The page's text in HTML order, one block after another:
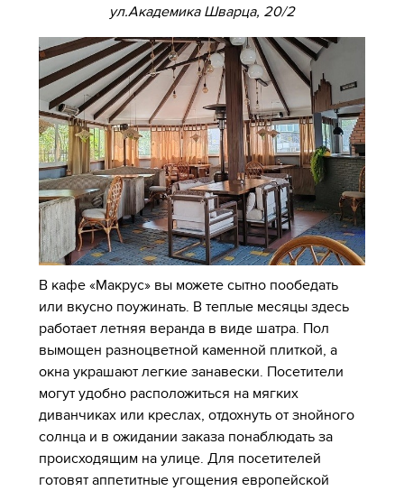
ул.Академика Шварца, 20/2
В кафе «Макрус» вы можете сытно пообедать
или вкусно поужинать. В теплые месяцы здесь
работает летняя веранда в виде шатра. Пол
вымощен разноцветной каменной плиткой, а
окна украшают легкие занавески. Посетители
могут удобно расположиться на мягких
диванчиках или креслах, отдохнуть от знойного
солнца и в ожидании заказа понаблюдать за
происходящим на улице. Для посетителей
готовят аппетитные угощения европейской